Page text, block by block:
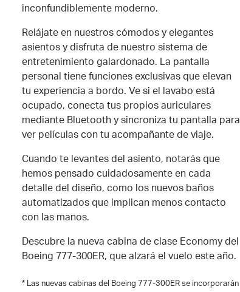
inconfundiblemente moderno.
Relájate en nuestros cómodos y elegantes
asientos y disfruta de nuestro sistema de
entretenimiento galardonado. La pantalla
personal tiene funciones exclusivas que elevan
tu experiencia a bordo. Ve si el lavabo está
ocupado, conecta tus propios auriculares
mediante Bluetooth y sincroniza tu pantalla para
ver películas con tu acompañante de viaje.
Cuando te levantes del asiento, notarás que
hemos pensado cuidadosamente en cada
detalle del diseño, como los nuevos baños
automatizados que implican menos contacto
con las manos.
Descubre la nueva cabina de clase Economy del
Boeing 777-300ER, que alzará el vuelo este año.
* Las nuevas cabinas del Boeing 777-300ER se incorporarán